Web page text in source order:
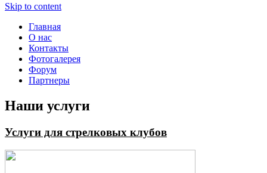
Skip to content
Главная
О нас
Контакты
Фотогалерея
Форум
Партнеры
Наши услуги
Услуги для стрелковых клубов